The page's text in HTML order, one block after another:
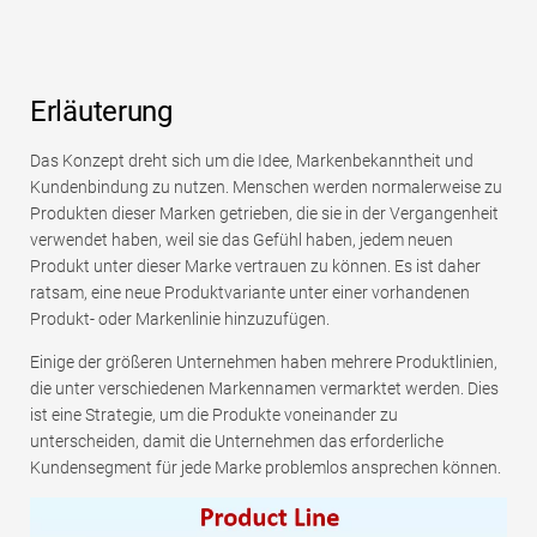
Erläuterung
Das Konzept dreht sich um die Idee, Markenbekanntheit und
Kundenbindung zu nutzen. Menschen werden normalerweise zu
Produkten dieser Marken getrieben, die sie in der Vergangenheit
verwendet haben, weil sie das Gefühl haben, jedem neuen
Produkt unter dieser Marke vertrauen zu können. Es ist daher
ratsam, eine neue Produktvariante unter einer vorhandenen
Produkt- oder Markenlinie hinzuzufügen.
Einige der größeren Unternehmen haben mehrere Produktlinien,
die unter verschiedenen Markennamen vermarktet werden. Dies
ist eine Strategie, um die Produkte voneinander zu
unterscheiden, damit die Unternehmen das erforderliche
Kundensegment für jede Marke problemlos ansprechen können.